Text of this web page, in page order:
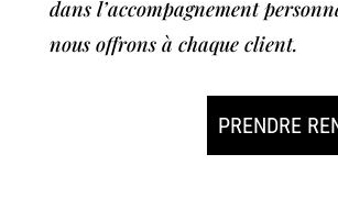
dans l’accompagnement
nous offrons à chaque client.
PRENDRE